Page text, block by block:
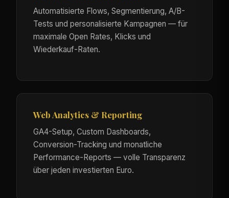
Automatisierte Flows, Segmentierung, A/B-
Tests und personalisierte Kampagnen — für
maximale Open Rates, Klicks und
Wiederkauf-Raten.
Web Analytics & Reporting
GA4-Setup, Custom Dashboards,
Conversion-Tracking und monatliche
Performance-Reports — volle Transparenz
über jeden investierten Euro.